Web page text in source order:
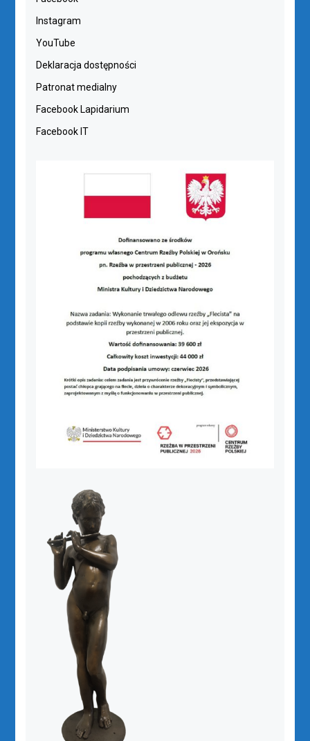
Instagram
YouTube
Deklaracja dostępności
Patronat medialny
Facebook Lapidarium
Facebook IT